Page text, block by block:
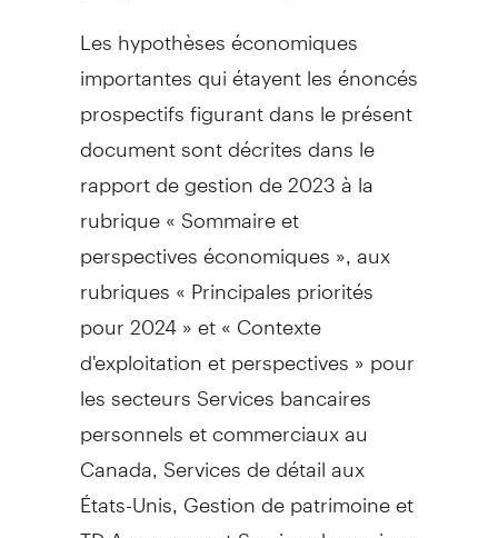
Les hypothèses économiques
importantes qui étayent les énoncés
prospectifs figurant dans le présent
document sont décrites dans le
rapport de gestion de 2023 à la
rubrique « Sommaire et
perspectives économiques », aux
rubriques « Principales priorités
pour 2024 » et « Contexte
d'exploitation et perspectives » pour
les secteurs Services bancaires
personnels et commerciaux au
Canada , Services de détail aux
États-Unis, Gestion depatrimoine et